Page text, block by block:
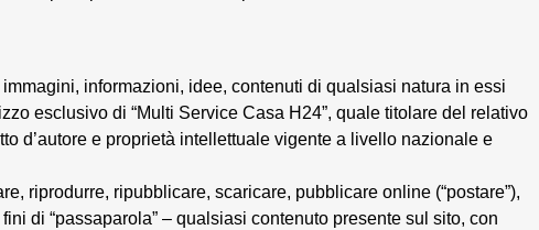
informazioni, idee, contenuti di qualsiasi natura in essi
esclusivo di “Multi Service Casa H24”, quale titolare del relativo
d’autore e proprietà intellettuale vigente a livello nazionale e
riprodurre, ripubblicare, scaricare, pubblicare online (“postare”),
di “passaparola” – qualsiasi contenuto presente sul sito, con